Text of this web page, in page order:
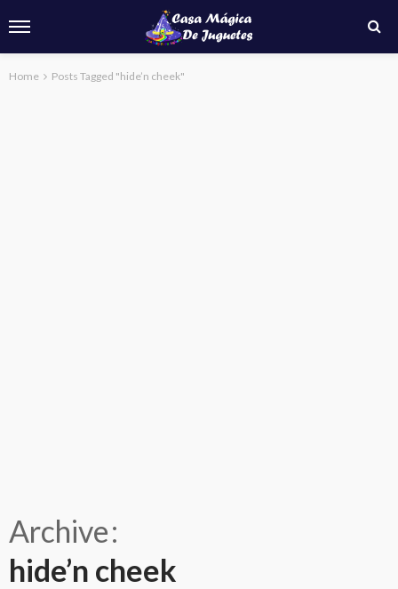
Home Posts Tagged "hide’n cheek"
Archive
hide’n cheek